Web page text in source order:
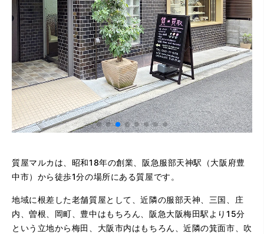
質屋マルカは、昭和18年の創業、阪急服部天神駅（大阪府豊
中市）から徒歩1分の場所にある質屋です。
地域に根差した老舗質屋として、近隣の服部天神、三国、庄
内、曽根、岡町、豊中はもちろん、阪急大阪梅田駅より15分
という立地から梅田、大阪市内はもちろん、近隣の箕面市、吹